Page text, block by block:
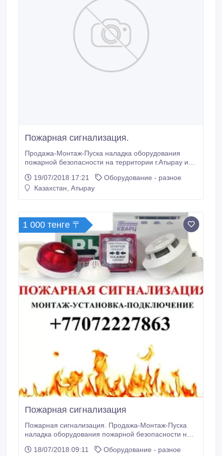
Пожарная сигнализация.
Продажа-Монтаж-Пуска наладка оборудования
пожарной безопасности на территории г.Атырау и
пожара тушения. Установка речевого оповещения
при срабатывании пожарной сигнализации.
пожарного инвентаря.
19/07/2018 17:21
Оборудование - разное
Казахстан, Атырау
1 000 тенге 〒
Пожарная сигнализация
Пожарная сигнализация. Продажа-Монтаж-Пуска
наладка оборудования пожарной безопасности на
Установка порошкового пожара тушения. Установка
18/07/2018 09:11
Оборудование - разное